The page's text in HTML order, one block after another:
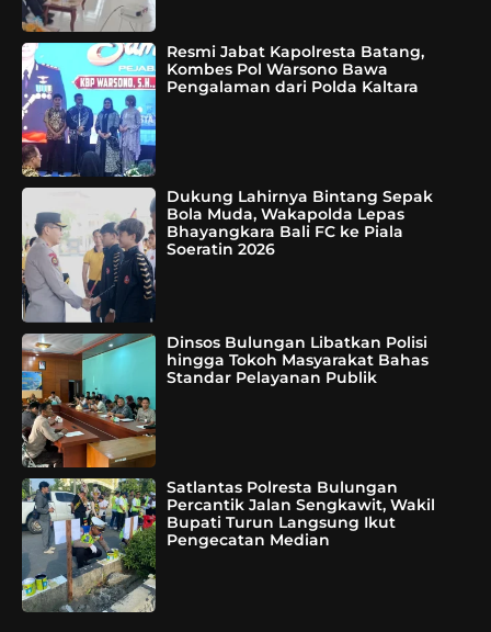
Resmi Jabat Kapolresta Batang,
Kombes Pol Warsono Bawa
Pengalaman dari Polda Kaltara
Dukung Lahirnya Bintang Sepak
Bola Muda, Wakapolda Lepas
Bhayangkara Bali FC ke Piala
Soeratin 2026
Dinsos Bulungan Libatkan Polisi
hingga Tokoh Masyarakat Bahas
Standar Pelayanan Publik
Satlantas Polresta Bulungan
Percantik Jalan Sengkawit, Wakil
Bupati Turun Langsung Ikut
Pengecatan Median